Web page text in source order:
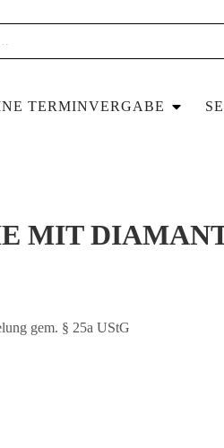
TERMINVERGABE
MIT
gem. § 25a UStG